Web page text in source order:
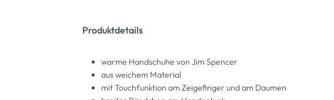
Produktdetails
warme Handschuhe von Jim Spencer
aus weichem Material
mit Touchfunktion am Zeigefinger und am Daumen